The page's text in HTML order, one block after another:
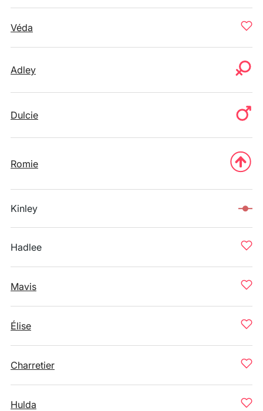
Véda
Adley
Dulcie
Romie
Kinley
Hadlee
Mavis
Élise
Charretier
Hulda